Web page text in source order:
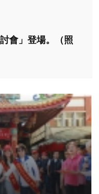
會」登場。（照